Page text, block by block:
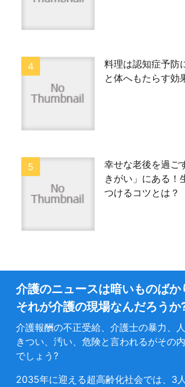
料理は認知症予防
と体へもたらす効
幸せな老後を過ご
きがい」にある！
つけるコツとは？
介護のニュースは暗いものばか
それが介護の現場なんだろうか
介護報酬の不正受給、介護士の暴力、
きつい、汚い、危険と言われるがその
でしょう?
2035年に迎える超高齢化社会では、3